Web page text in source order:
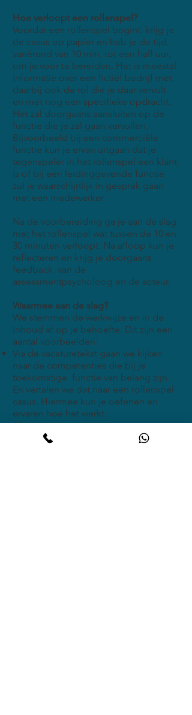
Hoe verloopt een rollenspel?
Voordat een rollenspel begint, krijg je
de casus op papier en heb je de tijd,
variërend van 10 min. tot een half uur,
om je voor te bereiden. Het is meestal
informatie over een fictief bedrijf met
daarbij ook de rol die je daar vervult
en met nog een specifieke opdracht.
Het zal doorgaans aansluiten op de
functie die je zal gaan vervullen.
Bijvoorbeeld bij een commerciële
functie kun je ervan uitgaan dat je
tegenspeler in het rollenspel een klant
is of bij een leidinggevende functie
zul je waarschijnlijk in gesprek gaan
met een medewerker.
Na de voorbereiding ga je aan de slag
met het rollenspel wat tussen de 10 en
30 minuten verloopt. Na afloop kun je
reflecteren en krijg je doorgaans
feedback van de
assessmentpsycholoog en de acteur.
Waarmee aan de slag?
We stemmen de werkwijze en in de
inhoud af op je behoefte. Dit zijn een
aantal voorbeelden:
Via de vacaturetekst gaan we kijken
naar de competenties die bij je
toekomstige functie van belang zijn.
En vertalen we dat naar een rollenspel
casus. Hiermee kun je oefenen en
ervaren hoe het werkt.
Als je enorm opziet tegen een
rollenspel en veel stress hierover